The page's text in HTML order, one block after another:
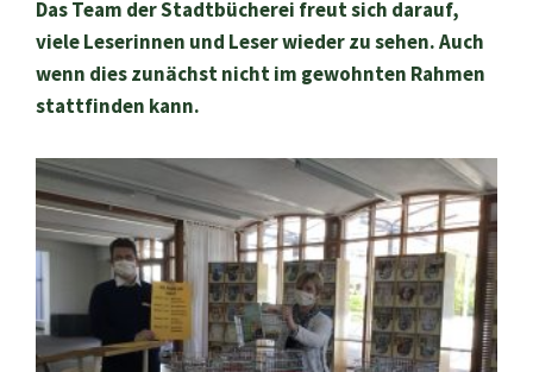
Das Team der Stadtbücherei freut sich darauf,
viele Leserinnen und Leser wieder zu sehen. Auch
wenn dies zunächst nicht im gewohnten Rahmen
stattfinden kann.